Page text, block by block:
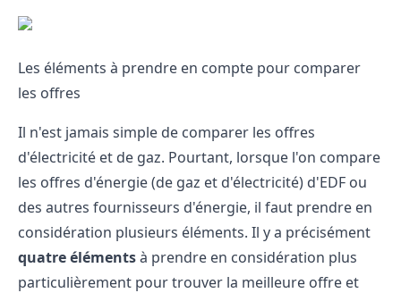
Les éléments à prendre en compte pour comparer
les offres
Il n'est jamais simple de comparer les offres
d'électricité et de gaz. Pourtant, lorsque l'on compare
les offres d'énergie (de gaz et d'électricité) d'EDF ou
des autres fournisseurs d'énergie, il faut prendre en
considération plusieurs éléments. Il y a précisément
quatre élémentsà prendre en considération plus
particulièrement pour trouver la meilleure offre et